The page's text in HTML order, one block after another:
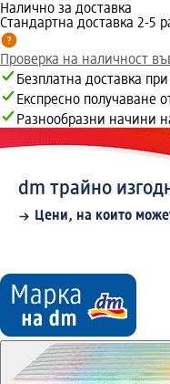
Налично за доставка
Стандартна доставка 2-5
Проверка на наличност
Безплатна доставка
Експресно получаване
Разнообразни начини
dm трайно
Цени, на които